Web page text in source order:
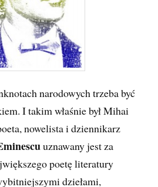
narodowych trzeba być
I takim właśnie był Mihai
nowelista i dziennikarz
uznawany jest za
poetę literatury
dziełami,